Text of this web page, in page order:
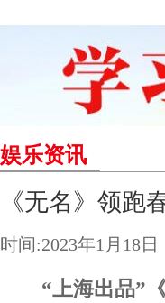
娱乐资讯
《无名》领跑
时间:2023年1月18日
“上海出品”